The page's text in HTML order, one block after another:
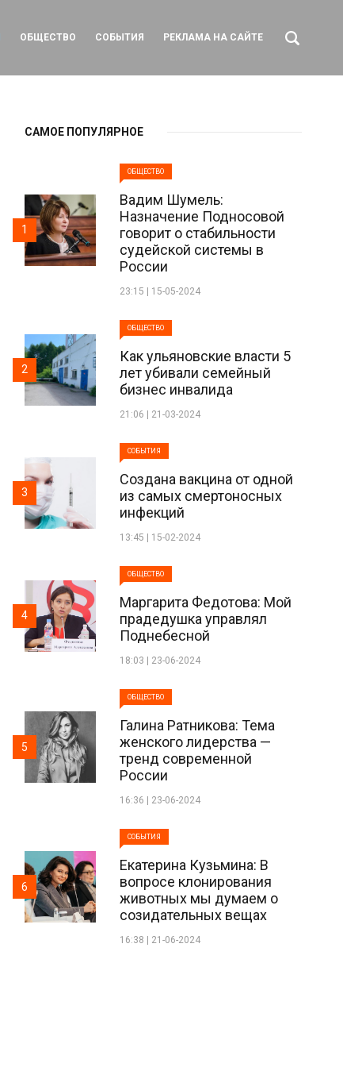
ОБЩЕСТВО СОБЫТИЯ РЕКЛАМА НА САЙТЕ
САМОЕ ПОПУЛЯРНОЕ
ОБЩЕСТВО
Вадим Шумель:
Назначение Подносовой
говорит о стабильности
судейской системы в
России
23:15 | 15-05-2024
1
ОБЩЕСТВО
Как ульяновские власти 5
лет убивали семейный
бизнес инвалида
21:06 | 21-03-2024
2
СОБЫТИЯ
Создана вакцина от одной
из самых смертоносных
инфекций
13:45 | 15-02-2024
3
ОБЩЕСТВО
Маргарита Федотова: Мой
прадедушка управлял
Поднебесной
18:03 | 23-06-2024
4
ОБЩЕСТВО
Галина Ратникова: Тема
женского лидерства —
тренд современной
России
16:36 | 23-06-2024
5
СОБЫТИЯ
Екатерина Кузьмина: В
вопросе клонирования
животных мы думаем о
созидательных вещах
16:38 | 21-06-2024
6